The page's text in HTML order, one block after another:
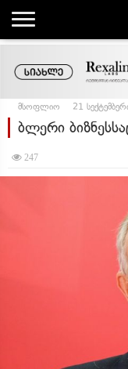
მსოფლიო 21
ბლერი
247